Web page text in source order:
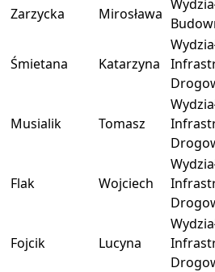
Zarzycka
Mirosława
Śmietana Katarzyna
Musialik Tomasz
Flak Wojciech
Fojcik Lucyna